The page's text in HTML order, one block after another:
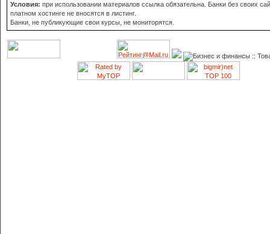
Условия: при использовании материалов ссылка обязательна. Банки без своих
платном хостинге не вносятся в листинг.
Банки, не публикующие свои курсы, не мониторятся.